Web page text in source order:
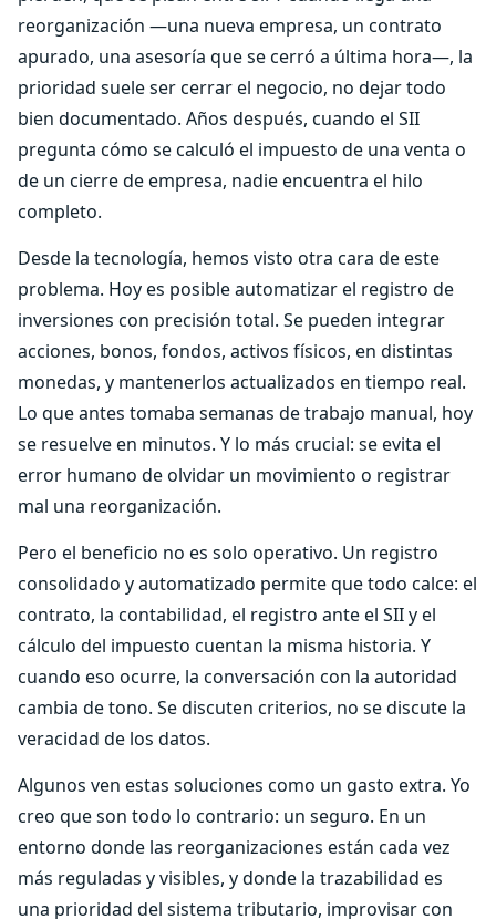
reorganización —una nueva empresa, un contrato
apurado, una asesoría que se cerró a última hora—, la
prioridad suele ser cerrar el negocio, no dejar todo
bien documentado. Años después, cuando el SII
pregunta cómo se calculó el impuesto de una venta o
de un cierre de empresa, nadie encuentra el hilo
completo.
Desde la tecnología, hemos visto otra cara de este
problema. Hoy es posible automatizar el registro de
inversiones con precisión total. Se pueden integrar
acciones, bonos, fondos, activos físicos, en distintas
monedas, y mantenerlos actualizados en tiempo real.
Lo que antes tomaba semanas de trabajo manual, hoy
se resuelve en minutos. Y lo más crucial: se evita el
error humano de olvidar un movimiento o registrar
mal una reorganización.
Pero el beneficio no es solo operativo. Un registro
consolidado y automatizado permite que todo calce: el
contrato, la contabilidad, el registro ante el SII y el
cálculo del impuesto cuentan la misma historia. Y
cuando eso ocurre, la conversación con la autoridad
cambia de tono. Se discuten criterios, no se discute la
veracidad de los datos.
Algunos ven estas soluciones como un gasto extra. Yo
creo que son todo lo contrario: un seguro. En un
entorno donde las reorganizaciones están cada vez
más reguladas y visibles, y donde la trazabilidad es
una prioridad del sistema tributario, improvisar con